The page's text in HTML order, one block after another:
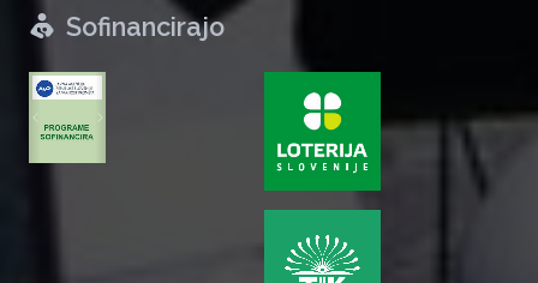
zurück
Sofinancirajo